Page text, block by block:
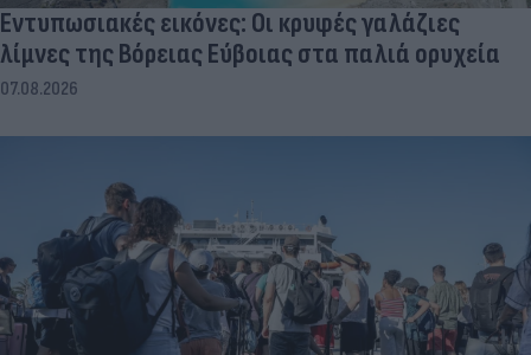
Εντυπωσιακές εικόνες: Οι κρυφές γαλάζιες
λίμνες της Βόρειας Εύβοιας στα παλιά ορυχεία
07.08.2026